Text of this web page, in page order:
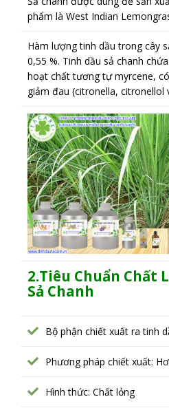
phẩm là West Indian
Hàm lượng tinh dầu trong cây
0,55 %. Tinh dầu sả chanh
hoạt chất tương tự myrcene,
giảm đau (citronella, citronellol
2.Tiêu Chuẩn Chất
Sả Chanh
Bộ phận chiết xuất ra tinh
Phương pháp chiết xuất:
Hình thức: Chất lỏng